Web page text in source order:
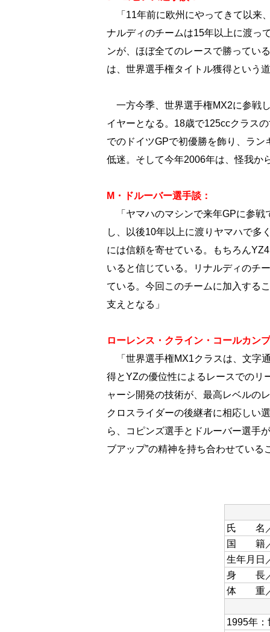
「11年前に欧州にやってきて以来
ナルディのチームは15年以上に渡っ
ンが、ほぼ全てのレースで勝ってい
は、世界選手権タイトル獲得という
一方今季、世界選手権MX2に参戦
イヤーとなる。18歳で125ccクラス
でのドイツGPで初優勝を飾り、ラ
低迷。そして今年2006年は、怪我か
M・ドルーバー選手談：
「ヤマハのマシンで来年GPに参戦
し、以後10年以上に渡りヤマハで多
には信頼を寄せている。もちろん
いると信じている。リナルディのチ
ている。今回このチームに加入する
支えとなる」
ローレンス・クライン・コールカン
「世界選手権MX1クラスは、文字
得とYZの優位性によるレースでのリ
ャーシ開発の技術が、最高レベルの
クロスライダーの後継者に相応しい
ら、コピンズ選手とドルーバー選手
ブアップ”の精神を持ち合わせてい
氏 名／
国 籍／
生年月日
身 長／
体 重
1995年